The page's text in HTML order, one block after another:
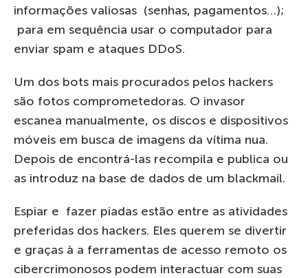
informações valiosas (senhas, pagamentos…);
para em sequência usar o computador para
enviar spam e ataques DDoS.
Um dos bots mais procurados pelos hackers
são fotos comprometedoras. O invasor
escanea manualmente, os discos e dispositivos
móveis em busca de imagens da vítima nua.
Depois de encontrá-las recompila e publica ou
as introduz na base de dados de um blackmail.
Espiar e fazer piadas estão entre as atividades
preferidas dos hackers. Eles querem se divertir
e graças à a ferramentas de acesso remoto os
cibercrimonosos podem interactuar com suas